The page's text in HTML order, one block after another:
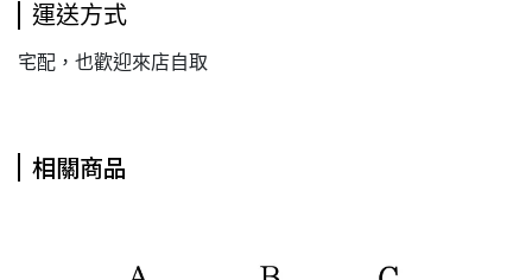
運送方式
宅配，也歡迎來店自取
相關商品